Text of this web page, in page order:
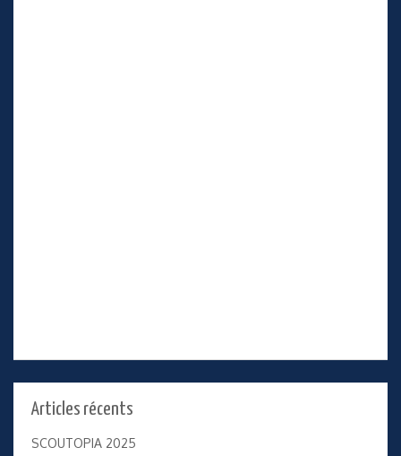
Articles récents
SCOUTOPIA 2025